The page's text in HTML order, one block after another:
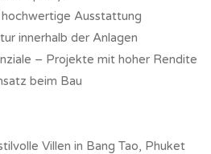
Ausstattung
innerhalb der Anlagen
– Projekte mit hoher Rendite
beim Bau
Villen in Bang Tao, Phuket